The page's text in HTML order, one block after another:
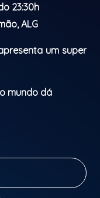
23:30h
ALG
um super
mundo dá